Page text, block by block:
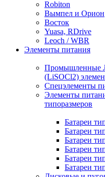
Robiton
Вымпел и Орион
Восток
Yuasa, RDrive
Leoch / WBR
Элементы питания
Промышленные
(LiSOCl2)
Спецэлементы
Элементы
типоразмеров
Батареи
Батареи
Батареи
Батареи
Батареи
Батареи